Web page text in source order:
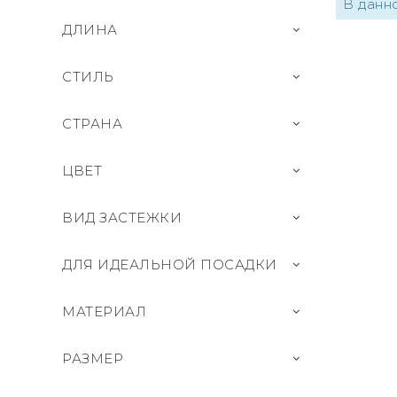
ДЛИНА
СТИЛЬ
СТРАНА
ЦВЕТ
ВИД ЗАСТЕЖКИ
ДЛЯ ИДЕАЛЬНОЙ ПОСАДКИ
МАТЕРИАЛ
РАЗМЕР
В